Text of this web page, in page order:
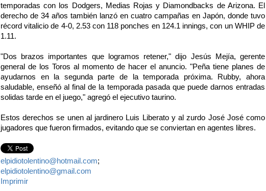
temporadas con los Dodgers, Medias Rojas y Diamondbacks de Arizona. El
derecho de 34 años también lanzó en cuatro campañas en Japón, donde tuvo
récord vitalicio de 4-0, 2.53 con 118 ponches en 124.1 innings, con un WHIP de
1.11.
"Dos brazos importantes que logramos retener," dijo Jesús Mejía, gerente
general de los Toros al momento de hacer el anuncio. "Peña tiene planes de
ayudarnos en la segunda parte de la temporada próxima. Rubby, ahora
saludable, enseñó al final de la temporada pasada que puede darnos entradas
solidas tarde en el juego," agregó el ejecutivo taurino.
Estos derechos se unen al jardinero Luis Liberato y al zurdo José José como
jugadores que fueron firmados, evitando que se conviertan en agentes libres.
elpidiotolentino@hotmail.com;
elpidiotolentino@gmail.com
Imprimir